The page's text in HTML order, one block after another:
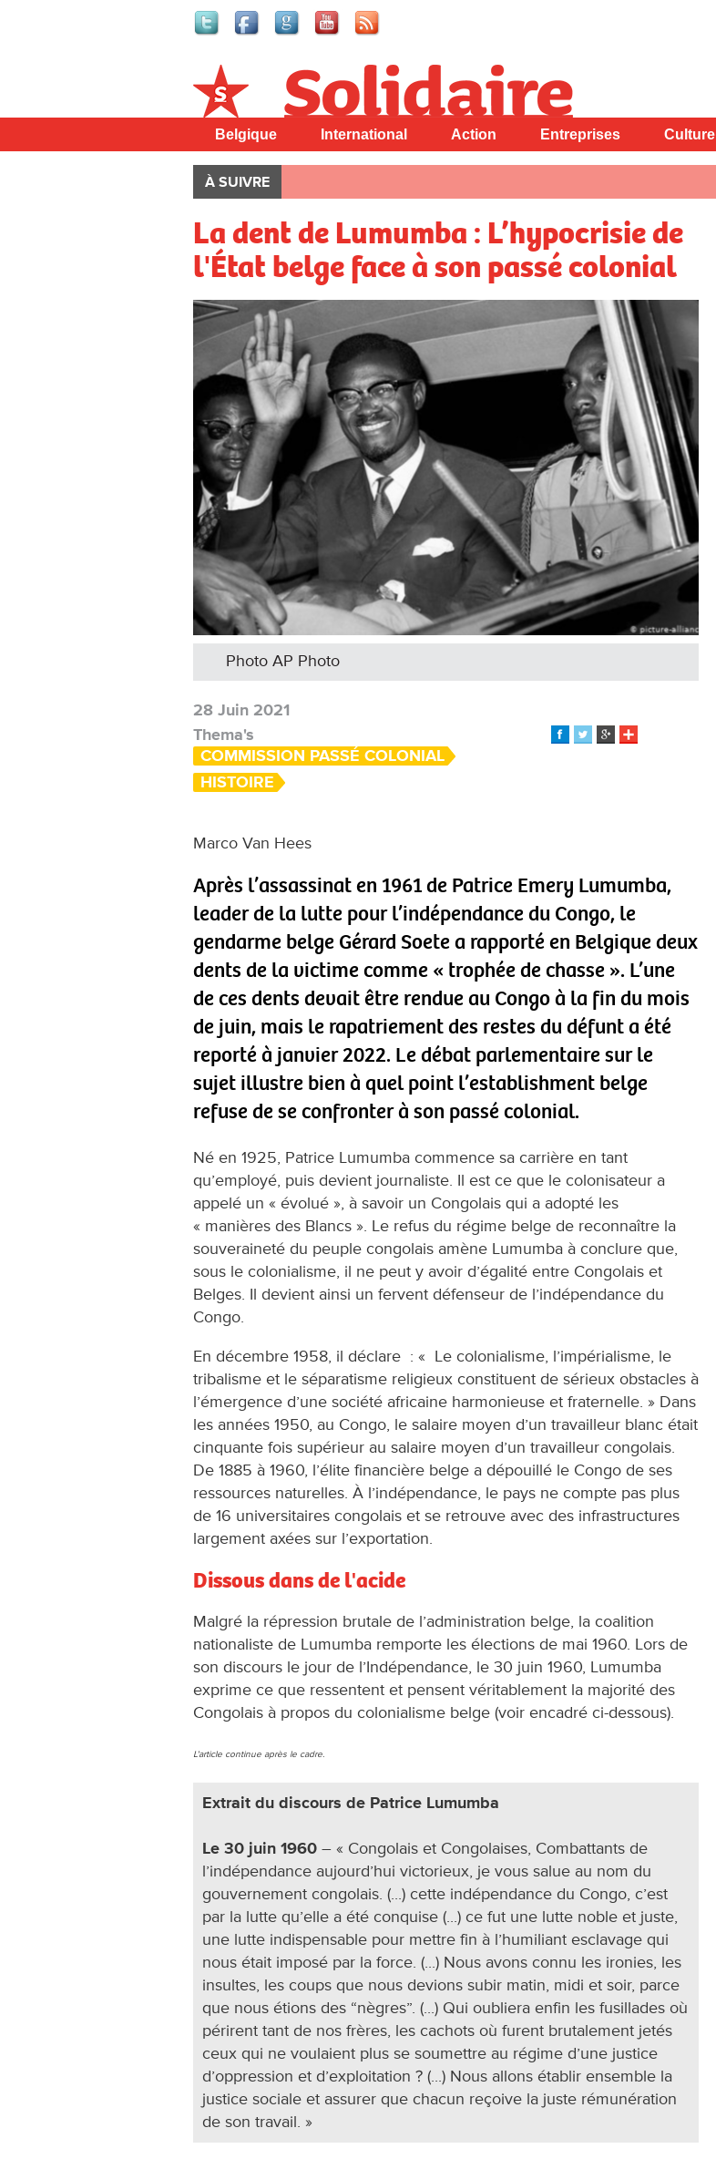
Solidaire
Belgique International Action Entreprises Culture
À SUIVRE
La dent de Lumumba : L’hypocrisie de
l'État belge face à son passé colonial
Photo AP Photo
28 Juin 2021
Thema's
COMMISSION PASSÉ COLONIAL
HISTOIRE
Marco Van Hees
Après l’assassinat en 1961 de Patrice Emery Lumumba,
leader de la lutte pour l’indépendance du Congo, le
gendarme belge Gérard Soete a rapporté en Belgique deux
dents de la victime comme « trophée de chasse ». L’une
de ces dents devait être rendue au Congo à la fin du mois
de juin, mais le rapatriement des restes du défunt a été
reporté à janvier 2022. Le débat parlementaire sur le
sujet illustre bien à quel point l’establishment belge
refuse de se confronter à son passé colonial.
Né en 1925, Patrice Lumumba commence sa carrière en tant
qu’employé, puis devient journaliste. Il est ce que le colonisateur a
appelé un « évolué », à savoir un Congolais qui a adopté les
« manières des Blancs ». Le refus du régime belge de reconnaître la
souveraineté du peuple congolais amène Lumumba à conclure que,
sous le colonialisme, il ne peut y avoir d’égalité entre Congolais et
Belges. Il devient ainsi un fervent défenseur de l’indépendance du
Congo.
En décembre 1958, il déclare : « Le colonialisme, l’impérialisme, le
tribalisme et le séparatisme religieux constituent de sérieux obstacles à
l’émergence d’une société africaine harmonieuse et fraternelle. » Dans
les années 1950, au Congo, le salaire moyen d’un travailleur blanc était
cinquante fois supérieur au salaire moyen d’un travailleur congolais.
De 1885 à 1960, l’élite financière belge a dépouillé le Congo de ses
ressources naturelles. À l’indépendance, le pays ne compte pas plus
de 16 universitaires congolais et se retrouve avec des infrastructures
largement axées sur l’exportation.
Dissous dans de l'acide
Malgré la répression brutale de l’administration belge, la coalition
nationaliste de Lumumba remporte les élections de mai 1960. Lors de
son discours le jour de l’Indépendance, le 30 juin 1960, Lumumba
exprime ce que ressentent et pensent véritablement la majorité des
Congolais à propos du colonialisme belge (voir encadré ci-dessous).
L'article continue après le cadre.
Extrait du discours de Patrice Lumumba
Le 30 juin 1960 – « Congolais et Congolaises, Combattants de
l’indépendance aujourd’hui victorieux, je vous salue au nom du
gouvernement congolais. (...) cette indépendance du Congo, c’est
par la lutte qu’elle a été conquise (...) ce fut une lutte noble et juste,
une lutte indispensable pour mettre fin à l’humiliant esclavage qui
nous était imposé par la force. (...) Nous avons connu les ironies, les
insultes, les coups que nous devions subir matin, midi et soir, parce
que nous étions des “nègres”. (...) Qui oubliera enfin les fusillades où
périrent tant de nos frères, les cachots où furent brutalement jetés
ceux qui ne voulaient plus se soumettre au régime d’une justice
d’oppression et d’exploitation ? (...) Nous allons établir ensemble la
justice sociale et assurer que chacun reçoive la juste rémunération
de son travail. »